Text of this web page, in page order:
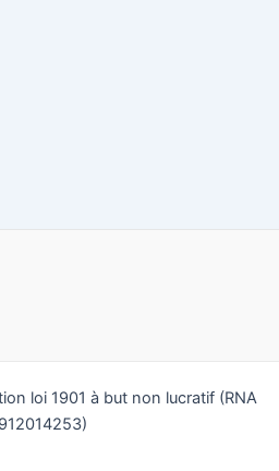
loi 1901 à but non lucratif (RNA